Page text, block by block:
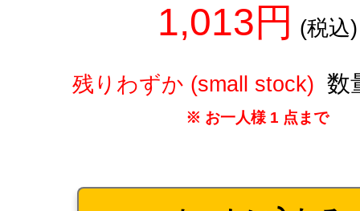
1,013円 (税込)
残りわずか (small stock) 数
※ お一人様 1 点まで